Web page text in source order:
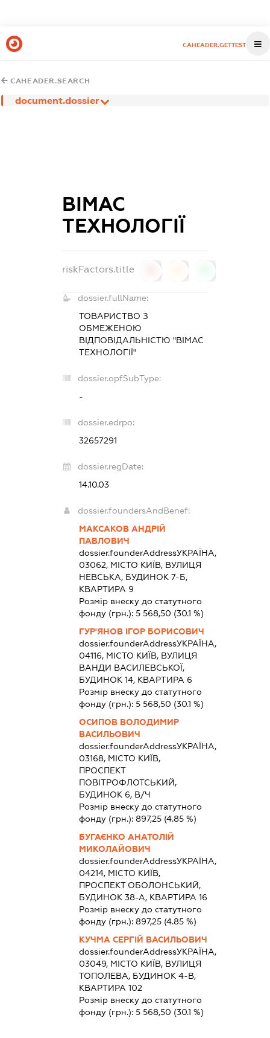
CAHEADER.GETTEST
CAHEADER.SEARCH
document.dossier
ВІМАС
ТЕХНОЛОГІЇ
riskFactors.title
dossier.fullName:
ТОВАРИСТВО З
ОБМЕЖЕНОЮ
ВІДПОВІДАЛЬНІСТЮ "ВІМАС
ТЕХНОЛОГІЇ"
dossier.opfSubType:
-
dossier.edrpo:
32657291
dossier.regDate:
14.10.03
dossier.foundersAndBenef:
МАКСАКОВ АНДРІЙ
ПАВЛОВИЧ
dossier.founderAddressУКРАЇНА,
03062, МІСТО КИЇВ, ВУЛИЦЯ
НЕВСЬКА, БУДИНОК 7-Б,
КВАРТИРА 9
Розмір внеску до статутного
фонду (грн.): 5 568,50 (30.1 %)
ГУР'ЯНОВ ІГОР БОРИСОВИЧ
dossier.founderAddressУКРАЇНА,
04116, МІСТО КИЇВ, ВУЛИЦЯ
ВАНДИ ВАСИЛЕВСЬКОЇ,
БУДИНОК 14, КВАРТИРА 6
Розмір внеску до статутного
фонду (грн.): 5 568,50 (30.1 %)
ОСИПОВ ВОЛОДИМИР
ВАСИЛЬОВИЧ
dossier.founderAddressУКРАЇНА,
03168, МІСТО КИЇВ,
ПРОСПЕКТ
ПОВІТРОФЛОТСЬКИЙ,
БУДИНОК 6, В/Ч
Розмір внеску до статутного
фонду (грн.): 897,25(4.85 %)
БУГАЄНКО АНАТОЛІЙ
МИКОЛАЙОВИЧ
dossier.founderAddressУКРАЇНА,
04214, МІСТО КИЇВ,
ПРОСПЕКТ ОБОЛОНСЬКИЙ,
БУДИНОК 38-А, КВАРТИРА 16
Розмір внеску до статутного
фонду (грн.): 897,25(4.85 %)
КУЧМА СЕРГІЙ ВАСИЛЬОВИЧ
dossier.founderAddressУКРАЇНА,
03049, МІСТО КИЇВ, ВУЛИЦЯ
ТОПОЛЕВА, БУДИНОК 4-В,
КВАРТИРА 102
Розмір внеску до статутного
фонду (грн.): 5 568,50 (30.1 %)